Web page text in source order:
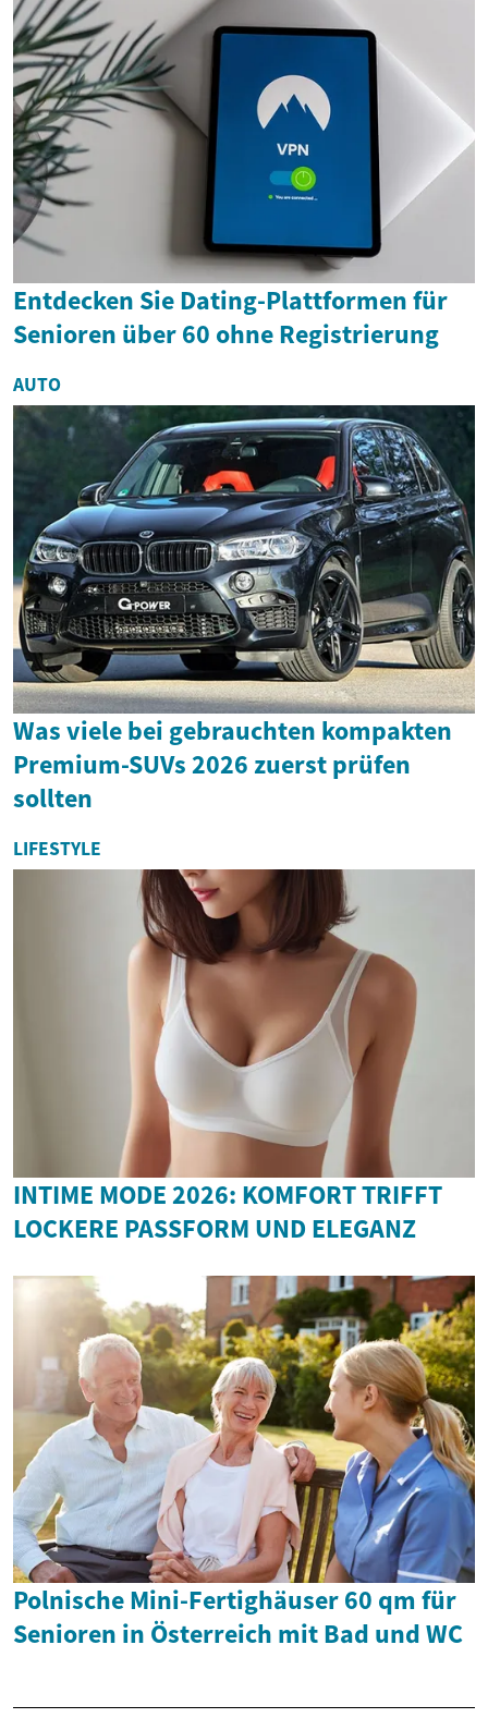
Entdecken Sie Dating-Plattformen für
Senioren über 60 ohne Registrierung
AUTO
Was viele bei gebrauchten kompakten
Premium-SUVs 2026 zuerst prüfen
sollten
LIFESTYLE
INTIME MODE 2026: KOMFORT TRIFFT
LOCKERE PASSFORM UND ELEGANZ
Polnische Mini-Fertighäuser 60 qm für
Senioren in Österreich mit Bad und WC